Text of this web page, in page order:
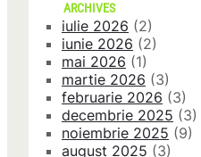
ARCHIVES
iulie 2026 (2)
iunie 2026 (2)
mai 2026 (1)
martie 2026 (3)
februarie 2026 (3)
decembrie 2025 (3)
noiembrie 2025 (9)
august 2025 (3)